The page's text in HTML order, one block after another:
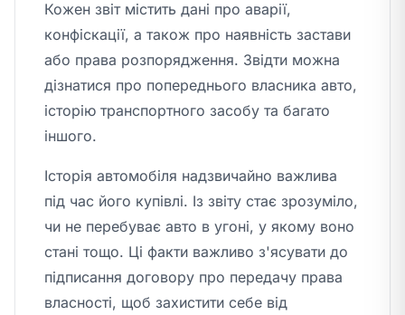
Кожен звіт містить дані про аварії,
конфіскації, а також про наявність застави
або права розпорядження. Звідти можна
дізнатися про попереднього власника авто,
історію транспортного засобу та багато
іншого.
Історія автомобіля надзвичайно важлива
під час його купівлі. Із звіту стає зрозуміло,
чи не перебуває авто в угоні, у якому воно
стані тощо. Ці факти важливо з'ясувати до
підписання договору про передачу права
власності, щоб захистити себе від